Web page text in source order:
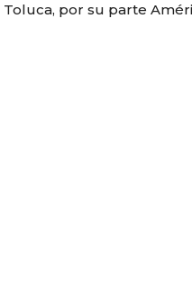
Toluca, por su parte